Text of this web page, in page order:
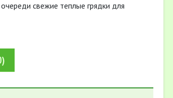
свежие теплые грядки для